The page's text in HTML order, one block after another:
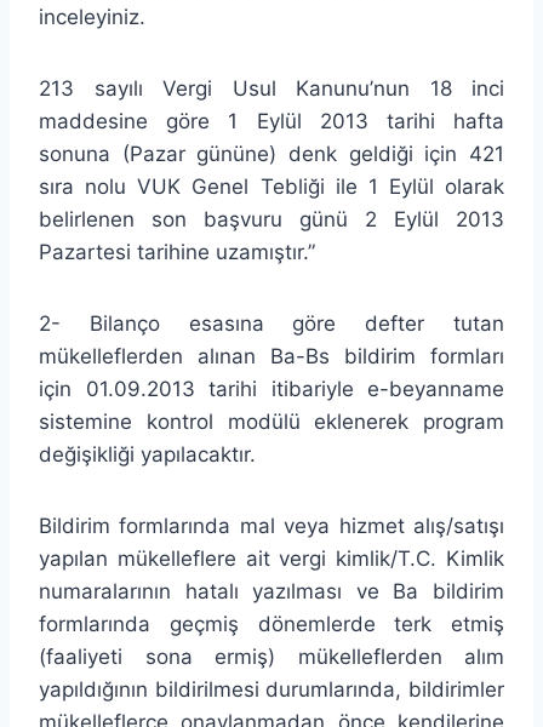
inceleyiniz.
213 sayılı Vergi Usul Kanunu’nun 18 inci
maddesine göre 1 Eylül 2013 tarihi hafta
sonuna (Pazar gününe) denk geldiği için 421
sıra nolu VUK Genel Tebliği ile 1 Eylül olarak
belirlenen son başvuru günü 2 Eylül 2013
Pazartesi tarihine uzamıştır.”
2- Bilanço esasına göre defter tutan
mükelleflerden alınan Ba-Bs bildirim formları
için 01.09.2013 tarihi itibariyle e-beyanname
sistemine kontrol modülü eklenerek program
değişikliği yapılacaktır.
Bildirim formlarında mal veya hizmet alış/satışı
yapılan mükelleflere ait vergi kimlik/T.C. Kimlik
numaralarının hatalı yazılması ve Ba bildirim
formlarında geçmiş dönemlerde terk etmiş
(faaliyeti sona ermiş) mükelleflerden alım
yapıldığının bildirilmesi durumlarında, bildirimler
mükelleflerce onaylanmadan önce kendilerine